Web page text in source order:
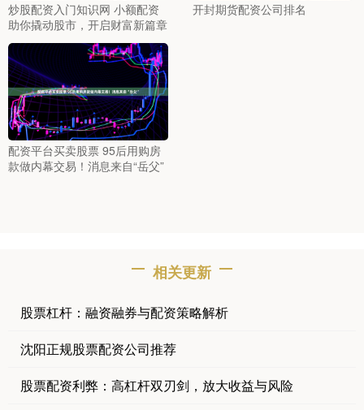
炒股配资入门知识网 小额配资
助你撬动股市，开启财富新篇章
开封期货配资公司排名
配资平台买卖股票 95后用购房
款做内幕交易！消息来自“岳父”
相关更新
股票杠杆：融资融券与配资策略解析
沈阳正规股票配资公司推荐
股票配资利弊：高杠杆双刃剑，放大收益与风险